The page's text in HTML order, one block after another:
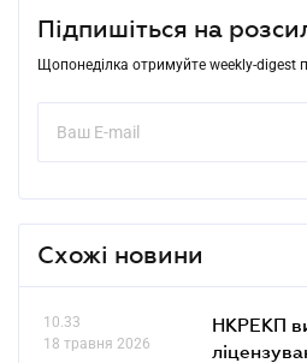
Підпишіться на
Щопонеділка отримуйте weekly-digest
Схожі новини
10.33
18 травня 2026
НКРЕКП